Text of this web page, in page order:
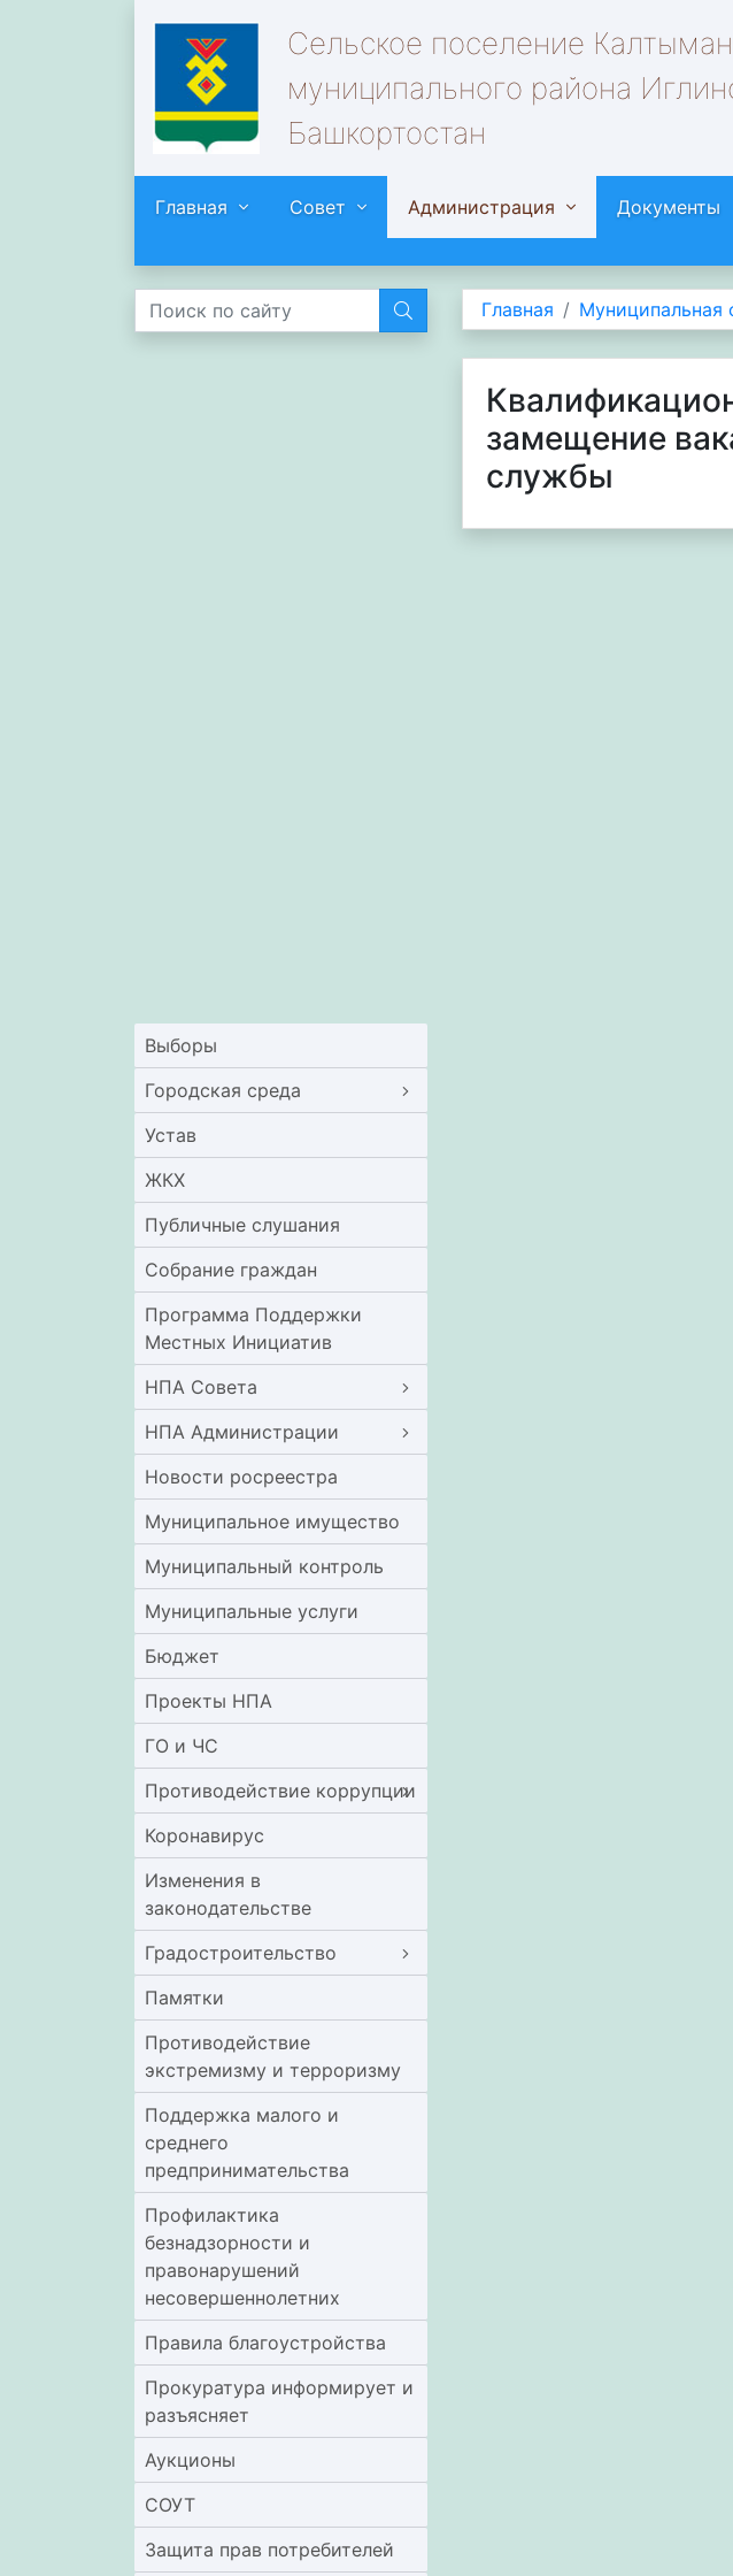
Сельское поселение
муниципального района
Башкортостан
Главная Совет Администрация Документы
Выборы
Городская среда
Устав
ЖКХ
Публичные слушания
Собрание граждан
Программа Поддержки
Местных Инициатив
НПА Совета
НПА Администрации
Новости росреестра
Муниципальное имущество
Муниципальный контроль
Муниципальные услуги
Бюджет
Проекты НПА
ГО и ЧС
Противодействие коррупции
Коронавирус
Изменения в
законодательстве
Градостроительство
Памятки
Противодействие
экстремизму и терроризму
Поддержка малого и
среднего
предпринимательства
Профилактика
безнадзорности и
правонарушений
несовершеннолетних
Правила благоустройства
Прокуратура информирует и
разъясняет
Аукционы
СОУТ
Защита прав потребителей
Главная Муниципальная
замещение
службы